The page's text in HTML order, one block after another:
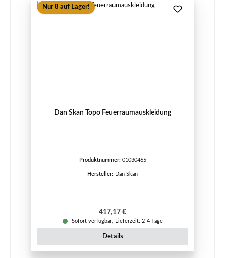
Nur 8 auf Lager!
Dan Skan Topo Feuerraumauskleidung
Produktnummer: 01030465
Hersteller: Dan Skan
Regulärer Preis:
417,17 €
Sofort verfügbar, Lieferzeit: 2-4 Tage
Details